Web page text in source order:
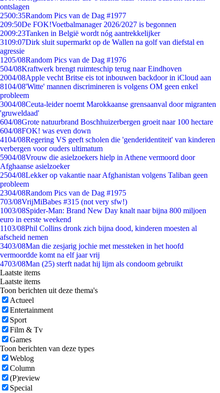
ontslagen
2500:35Random Pics van de Dag #1977
209:50De FOK!Voetbalmanager 2026/2027 is begonnen
2009:23Tanken in België wordt nóg aantrekkelijker
3109:07Dirk sluit supermarkt op de Wallen na golf van diefstal en
agressie
1205/08Random Pics van de Dag #1976
504/08Kraftwerk brengt ruimteschip terug naar Eindhoven
2004/08Apple vecht Britse eis tot inbouwen backdoor in iCloud aan
8104/08'Witte' mannen discrimineren is volgens OM geen enkel
probleem
3004/08Ceuta-leider noemt Marokkaanse grensaanval door migranten
'gruweldaad'
604/08Grote natuurbrand Boschhuizerbergen groeit naar 100 hectare
604/08FOK! was even down
4104/08Regering VS geeft scholen die 'genderidentiteit' van kinderen
verbergen voor ouders ultimatum
5904/08Vrouw die asielzoekers hielp in Athene vermoord door
Afghaanse asielzoeker
2504/08Lekker op vakantie naar Afghanistan volgens Taliban geen
probleem
2304/08Random Pics van de Dag #1975
703/08VrijMiBabes #315 (not very sfw!)
1003/08Spider-Man: Brand New Day knalt naar bijna 800 miljoen
euro in eerste weekend
1103/08Phil Collins dronk zich bijna dood, kinderen moesten al
afscheid nemen
3403/08Man die zesjarig jochie met messteken in het hoofd
vermoordde komt na elf jaar vrij
4703/08Man (25) sterft nadat hij lijm als condoom gebruikt
Laatste items
Laatste items
Toon berichten uit deze thema's
Actueel
Entertainment
Sport
Film & Tv
Games
Toon berichten van deze types
Weblog
Column
(P)review
Special